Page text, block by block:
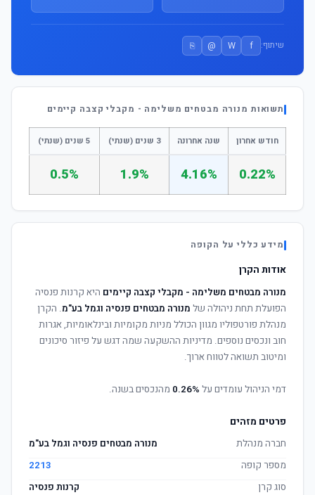
שיתוף: f
W
@
⎘
תשואות מנורה מבטחים משלימה - מקבלי קצבה קיימים
חודש אחרון שנה אחרונה 3 שנים (שנתי) 5 שנים (שנתי)
0.22%
4.16%
1.9%
0.5%
מידע כללי על הקופה
אודות הקרן
מנורה מבטחים משלימה - מקבלי קצבה קיימים היא קרנות פנסיה
הפועלת תחת ניהולה של מנורה מבטחים פנסיה וגמל בע"מ. הקרן
מנהלת פורטפוליו מגוון הכולל מניות מקומיות ובינלאומיות, אגרות
חוב ונכסים נוספים. מדיניות ההשקעה שמה דגש על פיזור סיכונים
ומיטוב תשואה לטווח ארוך.
דמי הניהול עומדים על 0.26% מהנכסים בשנה.
פרטים מזהים
חברה מנהלת
מנורה מבטחים פנסיה וגמל בע"מ
מספר קופה
2213
סוג קרן
קרנות פנסיה